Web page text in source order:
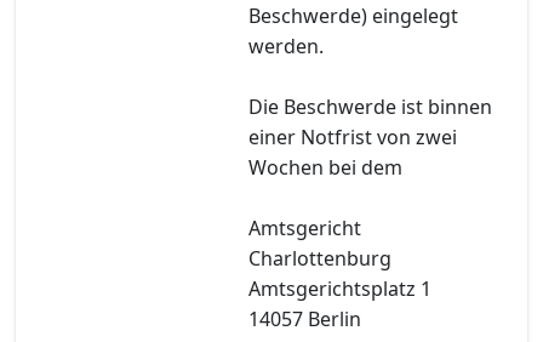
Beschwerde) eingelegt
werden.
Die Beschwerde ist binnen
einer Notfrist von zwei
Wochen bei dem
Amtsgericht
Charlottenburg
Amtsgerichtsplatz 1
14057 Berlin